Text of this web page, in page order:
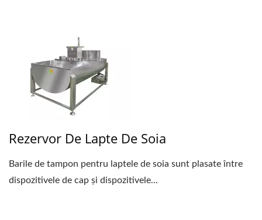
Rezervor De Lapte De Soia
Barile de tampon pentru laptele de soia sunt plasate între
dispozitivele de cap și dispozitivele...